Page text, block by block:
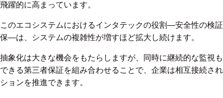
飛躍的に高まっています。
このエコシステムにおけるインタテックの役割—安全性の検
保—は、システムの複雑性が増すほど拡大し続けます。
抽象化は大きな機会をもたらしますが、同時に継続的な監視
できる第三者保証を組み合わせることで、企業は相互接続さ
ションを推進できます。